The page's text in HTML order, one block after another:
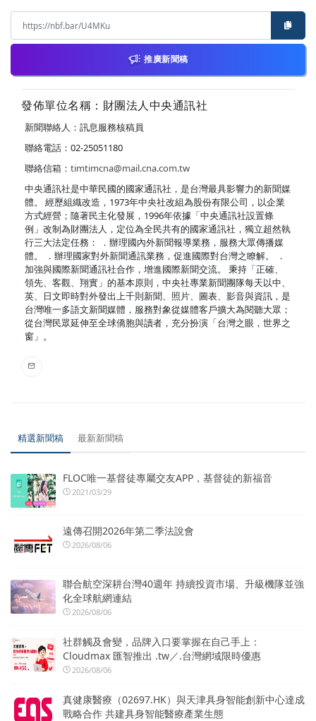
推廣新聞稿
發佈單位名稱：財團法人中央通訊社
新聞聯絡人：訊息服務核稿員
聯絡電話：02-25051180
聯絡信箱： timtimcna@mail.cna.com.tw
中央通訊社是中華民國的國家通訊社，是台灣最具影響力的新聞媒
體。 經歷組織改造，1973年中央社改組為股份有限公司，以企業
方式經營；隨著民主化發展，1996年依據「中央通訊社設置條
例」改制為財團法人，定位為全民共有的國家通訊社，獨立超然執
行三大法定任務： ．辦理國內外新聞報導業務，服務大眾傳播媒
體。 ．辦理國家對外新聞通訊業務，促進國際對台灣之瞭解。 ．
加強與國際新聞通訊社合作，增進國際新聞交流。 秉持「正確、
領先、客觀、翔實」的基本原則，中央社專業新聞團隊每天以中、
英、日文即時對外發出上千則新聞、照片、圖表、影音與資訊，是
台灣唯一多語文新聞媒體，服務對象從媒體客戶擴大為閱聽大眾；
從台灣民眾延伸至全球僑胞與讀者，充分扮演「台灣之眼，世界之
窗」。
精選新聞稿 最新新聞稿
FLOC唯一基督徒專屬交友APP，基督徒的新福音
2021/03/29
遠傳召開2026年第二季法說會
2026/08/06
聯合航空深耕台灣40週年 持續投資市場、升級機隊並強
化全球航網連結
2026/08/06
社群觸及會變，品牌入口要掌握在自己手上：
Cloudmax 匯智推出 .tw／.台灣網域限時優惠
2026/08/06
真健康醫療（02697.HK）與天津具身智能創新中心達成
戰略合作 共建具身智能醫療產業生態